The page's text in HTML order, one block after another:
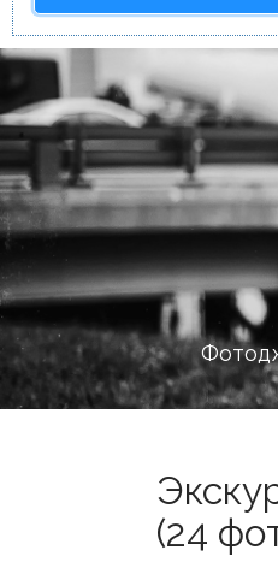
(24